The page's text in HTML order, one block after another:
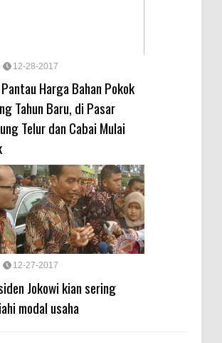
12-28-2017
Harga Bahan Pokok
Tahun Baru, di Pasar
Telur dan Cabai Mulai
12-27-2017
Jokowi kian sering
modal usaha